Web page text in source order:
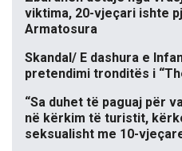
viktima, 20-vjeçari ishte
Armatosura
Skandal/ E dashura e
pretendimi tronditës i
“Sa duhet të paguaj për
në kërkim të turistit,
seksualisht me 10-